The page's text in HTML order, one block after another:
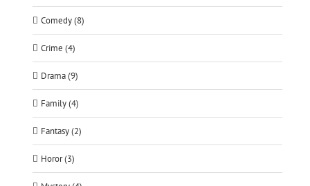
Comedy (8)
Crime (4)
Drama (9)
Family (4)
Fantasy (2)
Horor (3)